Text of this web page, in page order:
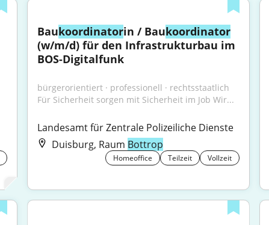
Baukoordinatorin / Baukoordinator
(w/m/d) für den Infrastrukturbau im
BOS-Digitalfunk
bürgerorientiert · professionell · rechtsstaatlich
Für Sicherheit sorgen mit Sicherheit im Job Wir...
Landesamt für Zentrale Polizeiliche Dienste
Duisburg, Raum Bottrop
Homeoffice Teilzeit Vollzeit